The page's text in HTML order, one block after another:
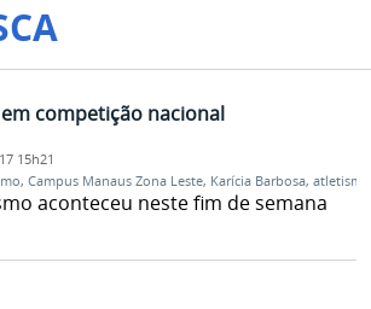
competição nacional
15h21
, Campus Manaus Zona Leste, Karícia Barbosa, atletismo
aconteceu neste fim de semana